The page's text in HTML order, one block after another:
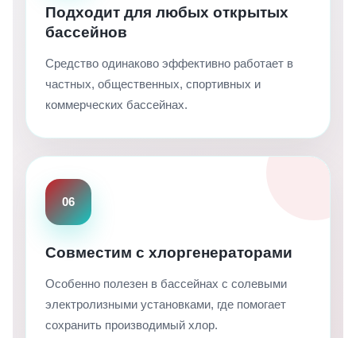
Подходит для любых открытых
бассейнов
Средство одинаково эффективно работает в
частных, общественных, спортивных и
коммерческих бассейнах.
06
Совместим с хлоргенераторами
Особенно полезен в бассейнах с солевыми
электролизными установками, где помогает
сохранить производимый хлор.